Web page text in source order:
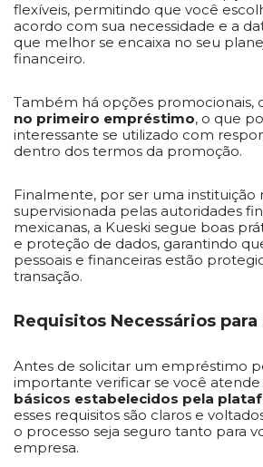
flexíveis, permitindo que você
acordo com sua necessidade e a
que melhor se encaixa no seu
financeiro.
Também há opções promocionais,
no primeiro empréstimo, o que
interessante se utilizado com
dentro dos termos da promoção.
Finalmente, por ser uma instituição
supervisionada pelas autoridades
mexicanas, a Kueski segue boas
e proteção de dados, garantindo
pessoais e financeiras estão
transação.
Requisitos Necessários
Antes de solicitar um empréstimo
importante verificar se você atende
básicos estabelecidos pela
esses requisitos são claros e
o processo seja seguro tanto para
empresa.